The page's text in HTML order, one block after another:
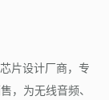
片设计厂商，专
，为无线音频、